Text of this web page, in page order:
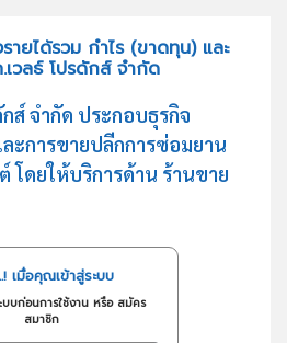
ายได้รวม กำไร (ขาดทุน) และ
วลธ์ โปรดักส์ จำกัด
ส์ จำกัด ประกอบธุรกิจ
ะการขายปลีกการซ่อมยาน
โดยให้บริการด้าน ร้านขาย
เมื่อคุณเข้าสู่ระบบ
บบก่อนการใช้งาน หรือ สมัคร
สมาชิก